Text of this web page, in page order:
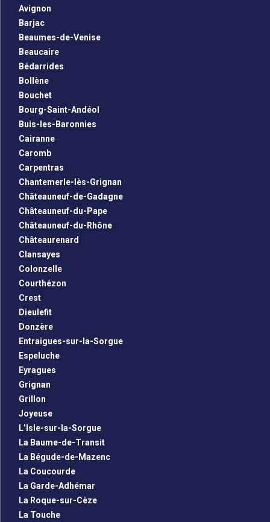
Avignon
Barjac
Beaumes-de-Venise
Beaucaire
Bédarrides
Bollène
Bouchet
Bourg-Saint-Andéol
Buis-les-Baronnies
Cairanne
Caromb
Carpentras
Chantemerle-lès-Grignan
Châteauneuf-de-Gadagne
Châteauneuf-du-Pape
Châteauneuf-du-Rhône
Châteaurenard
Clansayes
Colonzelle
Courthézon
Crest
Dieulefit
Donzère
Entraigues-sur-la-Sorgue
Espeluche
Eyragues
Grignan
Grillon
Joyeuse
L’Isle-sur-la-Sorgue
La Baume-de-Transit
La Bégude-de-Mazenc
La Coucourde
La Garde-Adhémar
La Roque-sur-Cèze
La Touche